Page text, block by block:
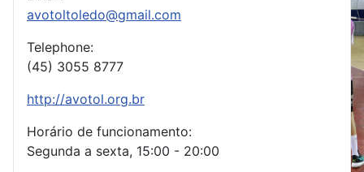
avotoltoledo@gmail.com
Telephone:
(45) 3055 8777
http://avotol.org.br
Horário de funcionamento:
Segunda a sexta, 15:00 - 20:00